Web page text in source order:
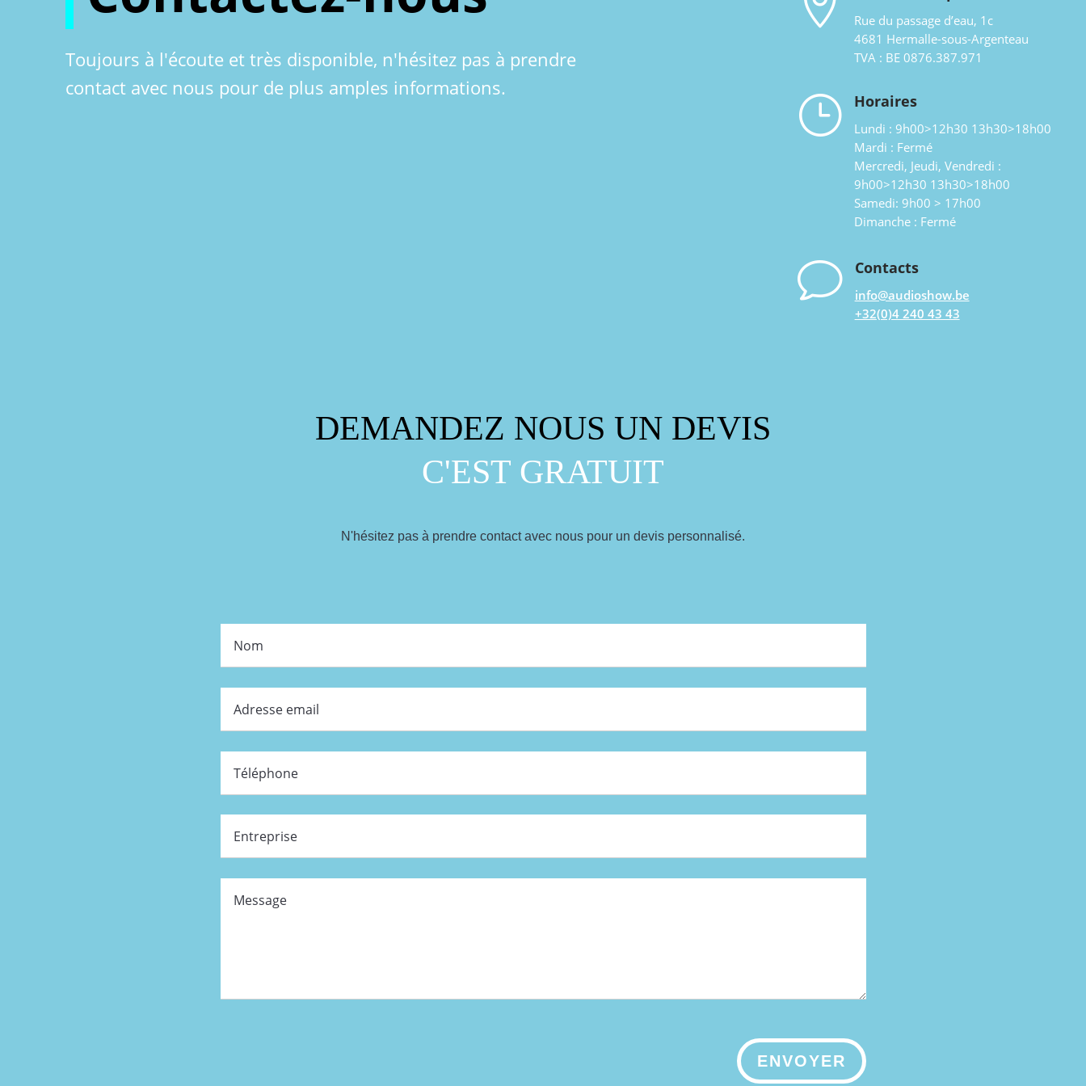
Toujours à l'écoute et très disponible, n'hésitez pas à prendre
contact avec nous pour de plus amples informations.
Rue du passage d’eau, 1c
4681 Hermalle-sous-Argenteau
TVA : BE 0876.387.971
} Horaires
Lundi : 9h00>12h30 13h30>18h00
Mardi : Fermé
Mercredi, Jeudi, Vendredi :
9h00>12h30 13h30>18h00
Samedi: 9h00 > 17h00
Dimanche : Fermé
v Contacts
info@audioshow.be
+32(0)4 240 43 43
DEMANDEZ NOUS UN DEVIS
C'EST GRATUIT
N'hésitez pas à prendre contact avec nous pour un devis personnalisé.
ENVOYER